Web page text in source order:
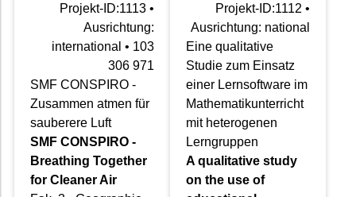
Projekt-ID:1113 •
Ausrichtung:
international • 103
306 971
SMF CONSPIRO -
Zusammen atmen für
sauberere Luft
SMF CONSPIRO -
Breathing Together
for Cleaner Air
Projekt-ID:1112 •
Ausrichtung: national
Eine qualitative
Studie zum Einsatz
einer Lernsoftware im
Mathematikunterricht
mit heterogenen
Lerngruppen
A qualitative study
on the use of